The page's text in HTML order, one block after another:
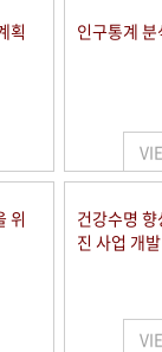
획
인구통계
위
건강수명
진 사업 개발